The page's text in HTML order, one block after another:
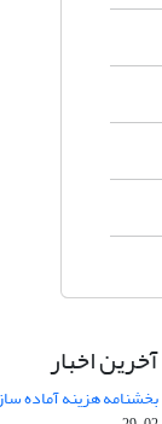
آخرین اخبار
بخشنامه هزینه آماده